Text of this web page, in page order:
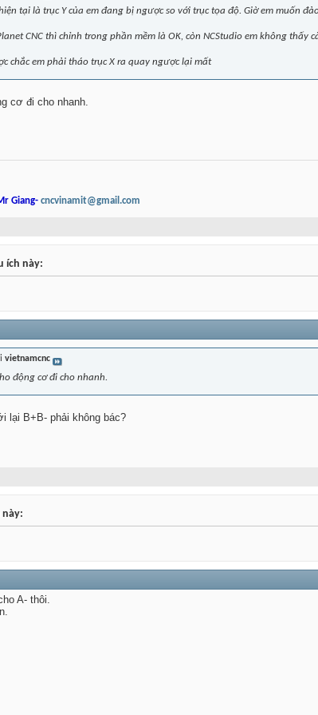
tại là trục Y của em đang bị ngược so với trục tọa độ. Giờ em muốn
CNC thì chỉnh trong phần mềm là OK, còn NCStudio em không thấy
chắc em phải tháo trục X ra quay ngược lại mất
cơ đi cho nhanh.
Giang- cncvinamit@gmail.com
ích này:
vietnamcnc
động cơ đi cho nhanh.
lại B+B- phải không bác?
A- thôi.